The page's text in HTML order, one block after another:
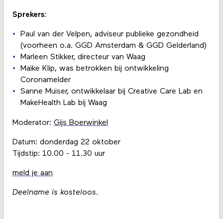
Sprekers:
Paul van der Velpen, adviseur publieke gezondheid
(voorheen o.a. GGD Amsterdam & GGD Gelderland)
Marleen Stikker, directeur van Waag
Maike Klip, was betrokken bij ontwikkeling
Coronamelder
Sanne Muiser, ontwikkelaar bij Creative Care Lab en
MakeHealth Lab bij Waag
Moderator: Gijs Boerwinkel
Datum: donderdag 22 oktober
Tijdstip: 10.00 - 11.30 uur
meld je aan
Deelname is kosteloos.